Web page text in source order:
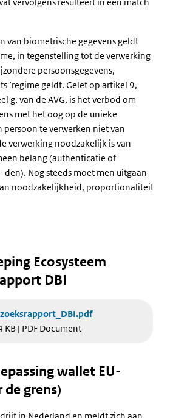
van biometrische gegevens geldt
in tegenstelling tot de verwerking
persoonsgegevens,
’regime geldt. Gelet op artikel 9,
g, van de AVG, is het verbod om
met het oog op de unieke
te verwerken niet van
verwerking noodzakelijk is van
belang (authenticatie of
Nog steeds moet men uitgaan
noodzakelijkheid, proportionaliteit
Ecosysteem
DBI
KB | PDF Document
wallet EU-
de grens)